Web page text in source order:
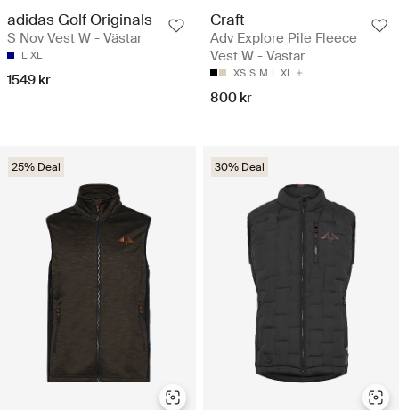
adidas Golf Originals
S Nov Vest W - Västar
L XL
1549 kr
Craft
Adv Explore Pile Fleece
Vest W - Västar
XS S M L XL
800 kr
25% Deal 30% Deal